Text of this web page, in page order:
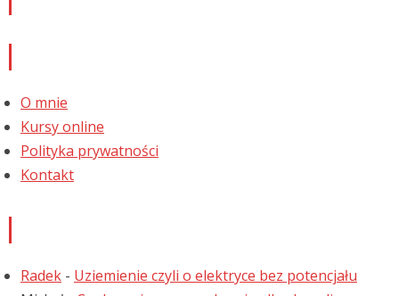
O mnie
Kursy online
Polityka prywatności
Kontakt
Radek - Uziemienie czyli o elektryce bez potencjału